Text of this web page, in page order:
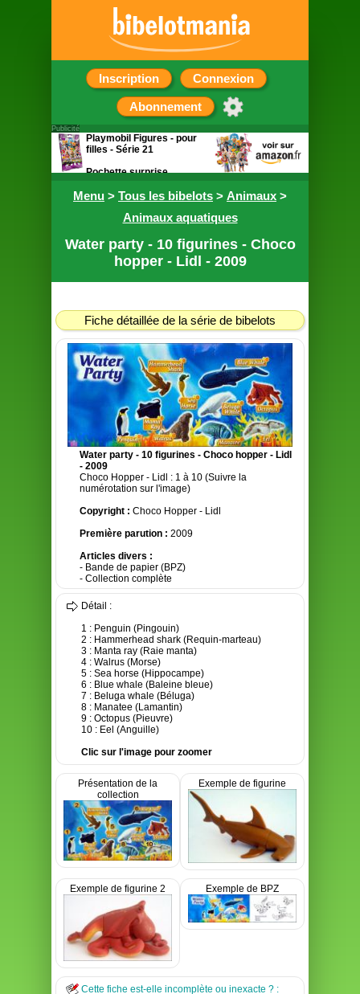
Inscription Connexion
Abonnement
Menu > Tous les bibelots > Animaux >
Animaux aquatiques
Water party - 10 figurines - Choco
hopper - Lidl - 2009
Fiche détaillée de la série de bibelots
Water party - 10 figurines - Choco hopper - Lidl
- 2009
Choco Hopper - Lidl : 1 à 10 (Suivre la
numérotation sur l'image)
Copyright : Choco Hopper - Lidl
Première parution : 2009
Articles divers :
- Bande de papier (BPZ)
- Collection complète
Détail :
1 : Penguin (Pingouin)
2 : Hammerhead shark (Requin-marteau)
3 : Manta ray (Raie manta)
4 : Walrus (Morse)
5 : Sea horse (Hippocampe)
6 : Blue whale (Baleine bleue)
7 : Beluga whale (Béluga)
8 : Manatee (Lamantin)
9 : Octopus (Pieuvre)
10 : Eel (Anguille)
Clic sur l'image pour zoomer
Présentation de la
collection
Exemple de figurine
Exemple de figurine 2 Exemple de BPZ
Cette fiche est-elle incomplète ou inexacte ? :
Publicité
Playmobil Figures - pour
filles - Série 21
Pochette surprise